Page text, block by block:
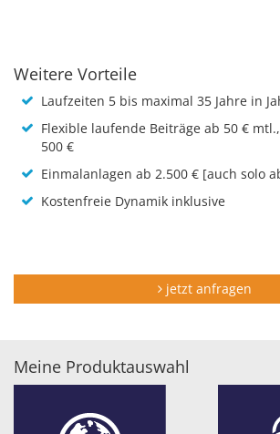
Weitere Vorteile
Laufzeiten 5 bis maximal 35 Jahre in
Flexible laufende Beiträge ab 50 €
500 €
Einmalanlagen ab 2.500 € [auch solo
Kostenfreie Dynamik inklusive
jetzt anfragen
Meine Produktauswahl